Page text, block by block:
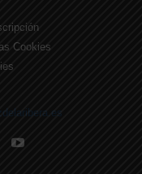
Cookies